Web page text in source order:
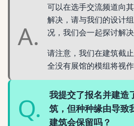
A.
可以在选手交流频道向
解决，请与我们的设计
况，我们会一起探讨解决
请注意，我们在建筑截
全没有展馆的模组将视作
Q.
我提交了报名并建造
筑，但种种缘由导致
建筑会保留吗？